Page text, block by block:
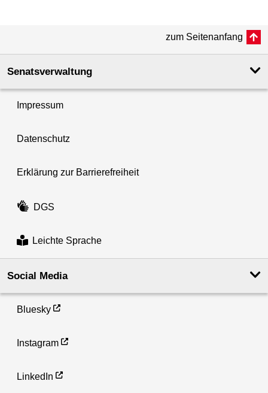
zum Seitenanfang
Senatsverwaltung
Impressum
Datenschutz
Erklärung zur Barrierefreiheit
DGS
Leichte Sprache
Social Media
Bluesky
Instagram
LinkedIn